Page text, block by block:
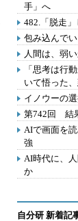
手」へ
482.「脱走
包み込んで
人間は、弱
「思考は行
いて悟った
イノウーの
第742回 結
AIで画面を
強
AI時代に、
か
自分研 新着記